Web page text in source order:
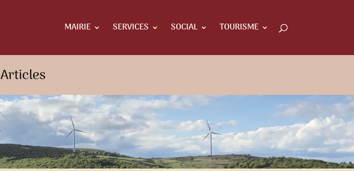
MAIRIE SERVICES SOCIAL TOURISME
Articles